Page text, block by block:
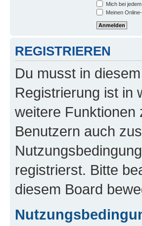
Mich bei
Meinen
REGISTRIEREN
Du musst in
Registrierung ist in
weitere Funktionen
Benutzern auch
registrierst. Bitte
diesem Board